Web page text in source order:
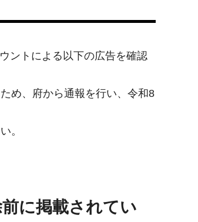
ントによる以下の広告を確認
め、府から通報を行い、令和8
。
に掲載されてい